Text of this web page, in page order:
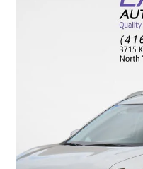
2016 Nissan Rogue